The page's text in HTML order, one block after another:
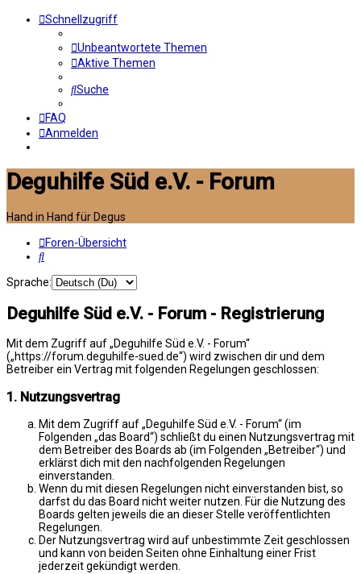
Schnellzugriff
Unbeantwortete Themen
Aktive Themen
Suche
FAQ
Anmelden
Deguhilfe Süd e.V. - Forum
Hand in Hand für Degus
Foren-Übersicht
Suche
Sprache:
Deguhilfe Süd e.V. - Forum - Registrierung
Mit dem Zugriff auf „Deguhilfe Süd e.V. - Forum“
(„https://forum.deguhilfe-sued.de“) wird zwischen dir und dem
Betreiber ein Vertrag mit folgenden Regelungen geschlossen:
1. Nutzungsvertrag
Mit dem Zugriff auf „Deguhilfe Süd e.V. - Forum“ (im
Folgenden „das Board“) schließt du einen Nutzungsvertrag mit
dem Betreiber des Boards ab (im Folgenden „Betreiber“) und
erklärst dich mit den nachfolgenden Regelungen
einverstanden.
Wenn du mit diesen Regelungen nicht einverstanden bist, so
darfst du das Board nicht weiter nutzen. Für die Nutzung des
Boards gelten jeweils die an dieser Stelle veröffentlichten
Regelungen.
Der Nutzungsvertrag wird auf unbestimmte Zeit geschlossen
und kann von beiden Seiten ohne Einhaltung einer Frist
jederzeit gekündigt werden.